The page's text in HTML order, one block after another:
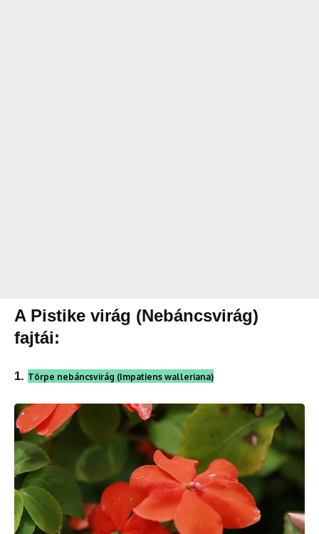
A Pistike virág (Nebáncsvirág)
fajtái:
1. Törpe nebáncsvirág (Impatiens walleriana)